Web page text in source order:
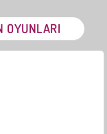
OYUNLARI